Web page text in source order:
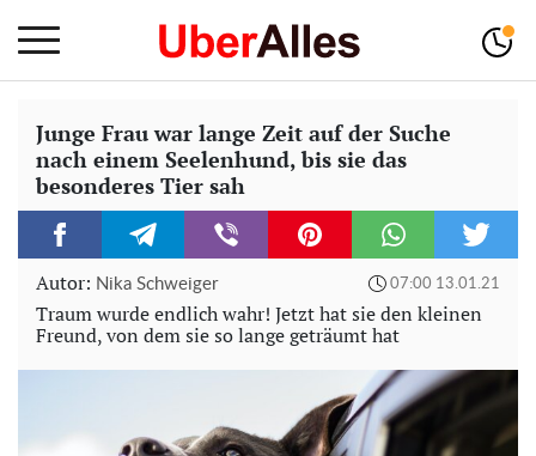
Junge Frau war lange Zeit auf der Suche
nach einem Seelenhund, bis sie das
besonderes Tier sah
Autor: Nika Schweiger 07:00 13.01.21
Traum wurde endlich wahr! Jetzt hat sie den kleinen
Freund, von dem sie so lange geträumt hat